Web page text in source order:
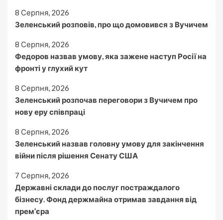
8 Серпня, 2026
Зеленський розповів, про що домовився з Вучичем
8 Серпня, 2026
Федоров назвав умову, яка зажене наступ Росії на
фронті у глухий кут
8 Серпня, 2026
Зеленський розпочав переговори з Вучичем про
нову еру співпраці
8 Серпня, 2026
Зеленський назвав головну умову для закінчення
війни після рішення Сенату США
7 Серпня, 2026
Державні склади до послуг постраждалого
бізнесу. Фонд держмайна отримав завдання від
прем’єра